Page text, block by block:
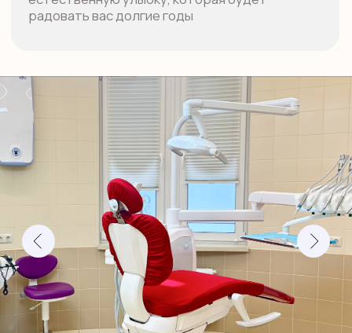
Цифровое моделирование
Съемные протезы
Стоимость лечения